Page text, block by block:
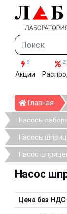
9
Акции
Главная
Насосы
Насосы
Насос
Насос
Цена без НДС